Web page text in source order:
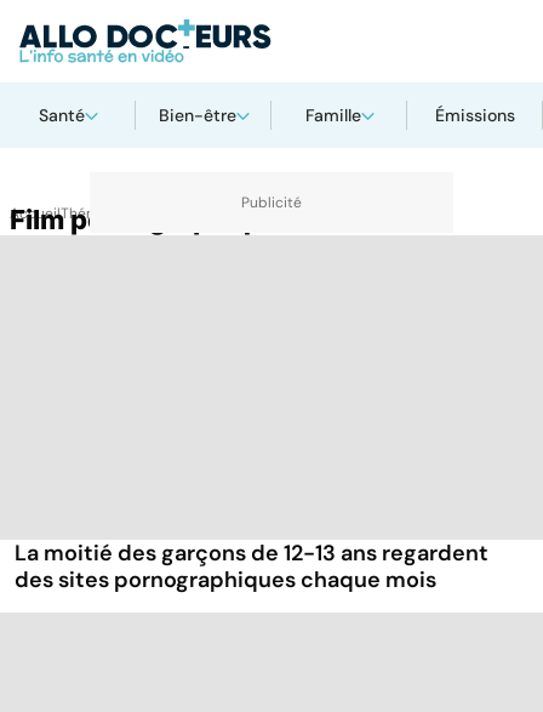
Santé Bien-être Famille Émissions
AccueilThématiques
Film pornographique
La moitié des garçons de 12-13 ans regardent
des sites pornographiques chaque mois